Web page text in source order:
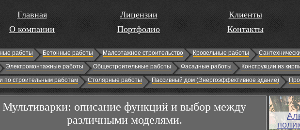
Главная
О компании
Лицензии
Портфолио
Клиенты
Контакты
работы Бетонные работы Малоэтажное строительство Кровельные работы
Электромонтажные работы Общестроительные работы Фасадные работы
Конструкции из
по строительным работам Столярные работы Пассивный дом (Энергоэффективное здание)
Мультиварки: описание функций и выбор между
различными моделями.